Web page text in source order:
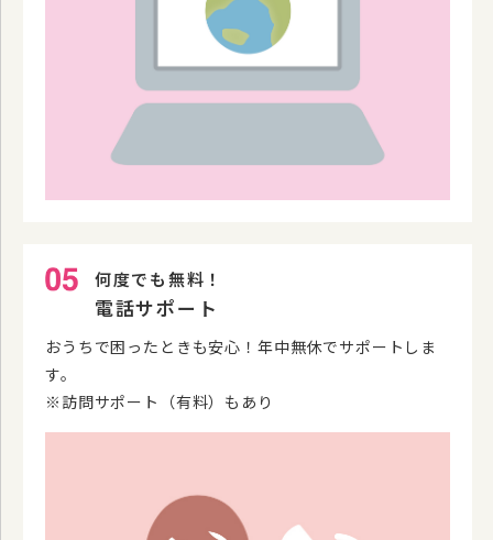
何度でも無料！
電話サポート
おうちで困ったときも安心！年中無休でサポートしま
す。
※訪問サポート（有料）もあり